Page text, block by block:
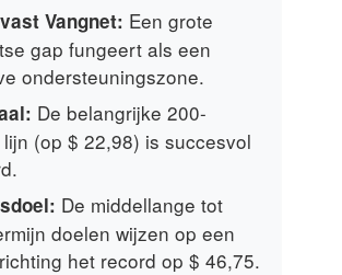
Vangnet: Een grote
gap fungeert als een
ondersteuningszone.
De belangrijke 200-
(op $ 22,98) is succesvol
De middellange tot
doelen wijzen op een
het record op $ 46,75.